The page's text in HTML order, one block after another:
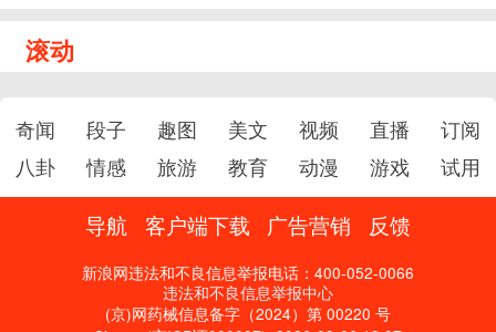
滚动
奇闻 段子 趣图 美文 视频 直播
订阅
八卦
情感 旅游 教育 动漫 游戏 试用
导航 客户端下载 广告营销 反馈
新浪网违法和不良信息举报电话：400-052-0066
违法和不良信息举报中心
(京)网药械信息备字（2024）第 00220 号